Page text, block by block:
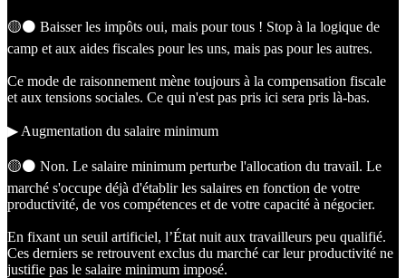
🟡⚫️ Baisser les impôts oui, mais pour tous ! Stop à la logique de
camp et aux aides fiscales pour les uns, mais pas pour les autres.
Ce mode de raisonnement mène toujours à la compensation fiscale
et aux tensions sociales. Ce qui n'est pas pris ici sera pris là-bas.
▶︎ Augmentation du salaire minimum
🟡⚫️ Non. Le salaire minimum perturbe l'allocation du travail. Le
marché s'occupe déjà d'établir les salaires en fonction de votre
productivité, de vos compétences et de votre capacité à négocier.
En fixant un seuil artificiel, l’État nuit aux travailleurs peu qualifié.
Ces derniers se retrouvent exclus du marché car leur productivité ne
justifie pas le salaire minimum imposé.